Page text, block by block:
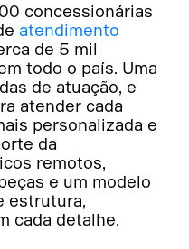
concessionárias
atendimento
de 5 mil
todo o país. Uma
de atuação, e
atender cada
personalizada e
da
remotos,
e um modelo
estrutura,
cada detalhe.